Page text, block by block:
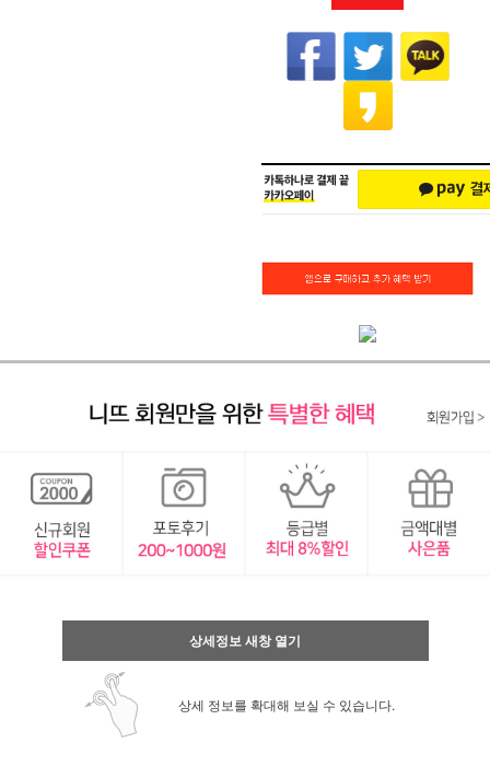
상세정보 새창 열기
상세 정보를 확대해 보실 수 있습니다.